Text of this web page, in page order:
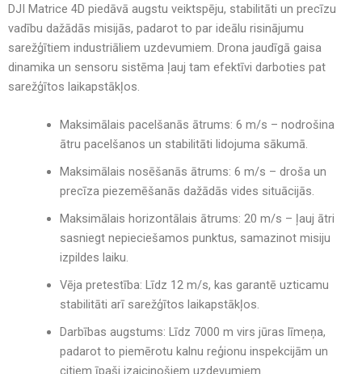
DJI Matrice 4D piedāvā augstu veiktspēju, stabilitāti un precīzu
vadību dažādās misijās, padarot to par ideālu risinājumu
sarežģītiem industriāliem uzdevumiem. Drona jaudīgā gaisa
dinamika un sensoru sistēma ļauj tam efektīvi darboties pat
sarežģītos laikapstākļos.
Maksimālais pacelšanās ātrums: 6 m/s – nodrošina
ātru pacelšanos un stabilitāti lidojuma sākumā.
Maksimālais nosēšanās ātrums: 6 m/s – droša un
precīza piezemēšanās dažādās vides situācijās.
Maksimālais horizontālais ātrums: 20 m/s – ļauj ātri
sasniegt nepieciešamos punktus, samazinot misiju
izpildes laiku.
Vēja pretestība: Līdz 12 m/s, kas garantē uzticamu
stabilitāti arī sarežģītos laikapstākļos.
Darbības augstums: Līdz 7000 m virs jūras līmeņa,
padarot to piemērotu kalnu reģionu inspekcijām un
citiem īpaši izaicinošiem uzdevumiem.